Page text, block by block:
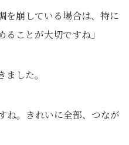
を崩している場合は、特に
ことが大切ですね」
した。
ね。きれいに全部、つなが